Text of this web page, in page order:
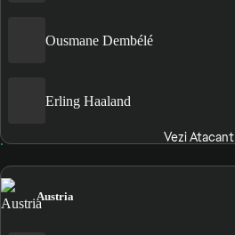
Ousmane Dembélé
Erling Haaland
Vezi Atacant
Austria